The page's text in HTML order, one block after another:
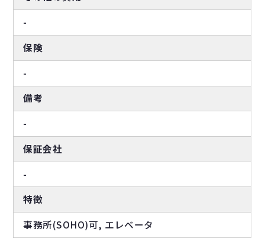
-
保険
-
備考
-
保証会社
-
特徴
事務所(SOHO)可, エレベータ